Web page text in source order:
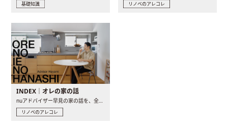
基礎知識 リノベのアレコレ
INDEX｜オレの家の話
nuアドバイザー早見の家の話を、全4話でお届け。リノベーションを..
リノベのアレコレ